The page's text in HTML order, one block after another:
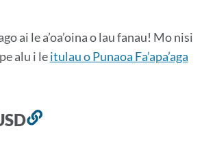
ai le a’oa’oina o lau fanau! Mo nisi
alu i leitulau o Punaoa Fa’apa’aga
So'otaga